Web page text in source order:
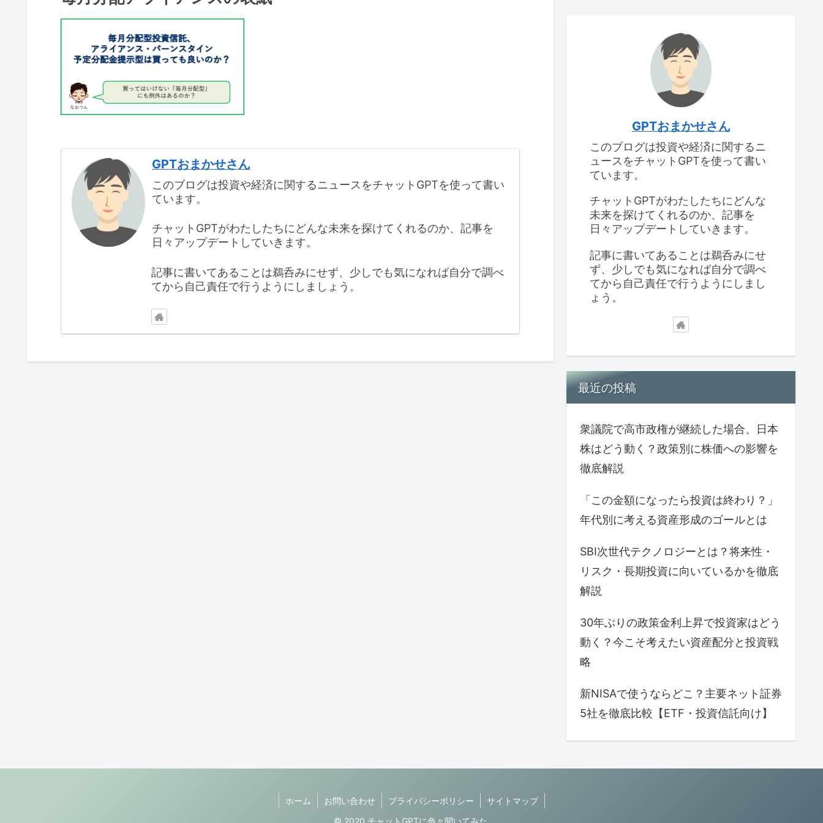
GPTおまかせさん
このブログは投資や経済に関するニュースをチャットGPTを使って書い
ています。
チャットGPTがわたしたちにどんな未来を探けてくれるのか、記事を
日々アップデートしていきます。
記事に書いてあることは鵜呑みにせず、少しでも気になれば自分で調べ
てから自己責任で行うようにしましょう。
GPTおまかせさん
このブログは投資や経済に関するニ
ュースをチャットGPTを使って書い
ています。
チャットGPTがわたしたちにどんな
未来を探けてくれるのか、記事を
日々アップデートしていきます。
記事に書いてあることは鵜呑みにせ
ず、少しでも気になれば自分で調べ
てから自己責任で行うようにしまし
ょう。
最近の投稿
衆議院で高市政権が継続した場合、日本
株はどう動く？政策別に株価への影響を
徹底解説
「この金額になったら投資は終わり？」
年代別に考える資産形成のゴールとは
SBI次世代テクノロジーとは？将来性・
リスク・長期投資に向いているかを徹底
解説
30年ぶりの政策金利上昇で投資家はどう
動く？今こそ考えたい資産配分と投資戦
略
新NISAで使うならどこ？主要ネット証券
5社を徹底比較【ETF・投資信託向け】
ホーム お問い合わせ プライバシーポリシー
サイトマップ